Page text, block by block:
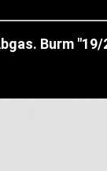
Burm "19/